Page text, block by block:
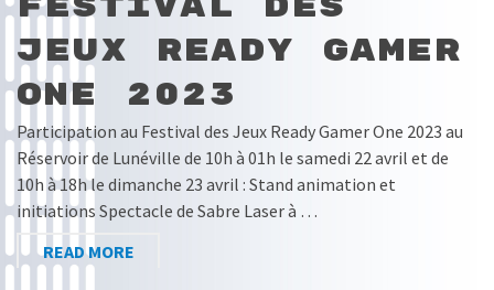
Jeux Ready Gamer
One 2023
Participation au Festival des Jeux Ready Gamer One 2023 au
Réservoir de Lunéville de 10h à 01h le samedi 22 avril et de
10h à 18h le dimanche 23 avril : Stand animation et
initiations Spectacle de Sabre Laser à …
READ MORE